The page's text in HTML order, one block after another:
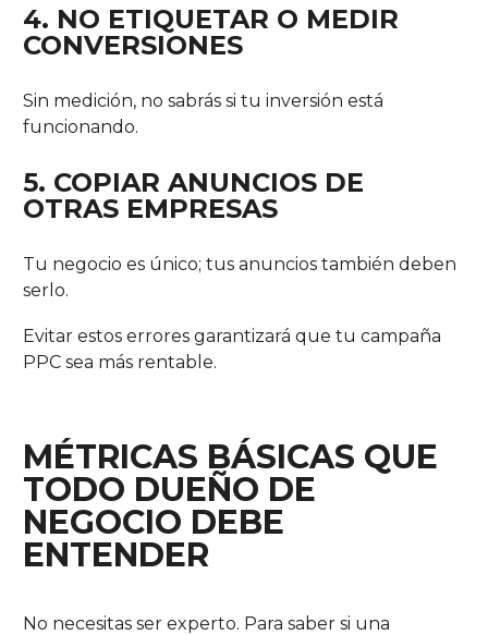
4. NO ETIQUETAR O MEDIR
CONVERSIONES
Sin medición, no sabrás si tu inversión está
funcionando.
5. COPIAR ANUNCIOS DE
OTRAS EMPRESAS
Tu negocio es único; tus anuncios también deben
serlo.
Evitar estos errores garantizará que tu campaña
PPC sea más rentable.
MÉTRICAS BÁSICAS QUE
TODO DUEÑO DE
NEGOCIO DEBE
ENTENDER
No necesitas ser experto. Para saber si una